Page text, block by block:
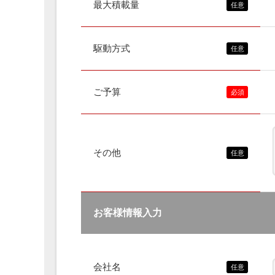
最大積載量
駆動方式
ご予算
その他
お客様情報入力
会社名